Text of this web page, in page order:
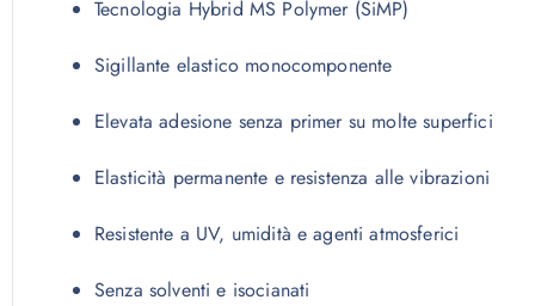
Tecnologia Hybrid MS Polymer (SiMP)
Sigillante elastico monocomponente
Elevata adesione senza primer su molte superfici
Elasticità permanente e resistenza alle vibrazioni
Resistente a UV, umidità e agenti atmosferici
Senza solventi e isocianati